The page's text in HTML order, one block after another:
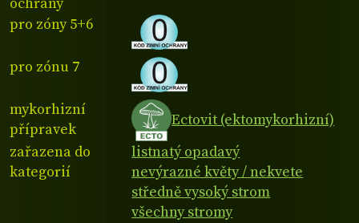
pro zóny 5+6
pro zónu 7
mykorhizní
přípravek
Ectovit (ektomykorhizní)
zařazena do
kategorií
listnatý opadavý
nevýrazné květy / nekvete
středně vysoký strom
všechny stromy